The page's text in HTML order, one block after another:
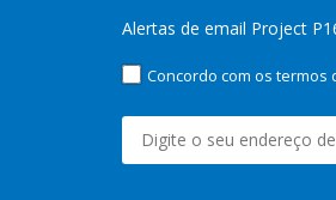
Alertas de email Project
Concordo com os termos